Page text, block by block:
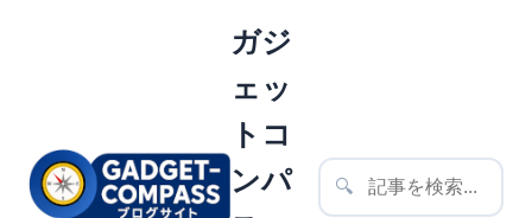
ガジ
ェッ
トコ
ンパ
🔍